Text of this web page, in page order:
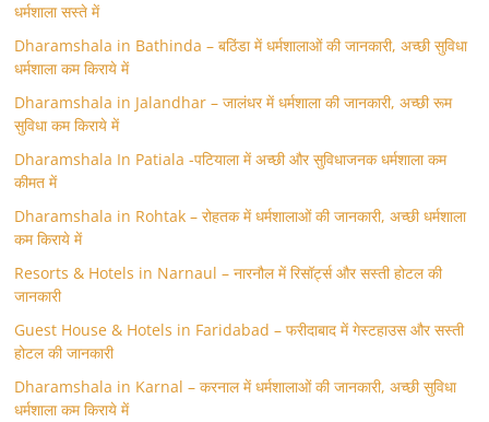
धर्मशाला सस्ते में
Dharamshala in Bathinda – बठिंडा में धर्मशालाओं की जानकारी, अच्छी सुविधा
धर्मशाला कम किराये में
Dharamshala in Jalandhar – जालंधर में धर्मशाला की जानकारी, अच्छी रूम
सुविधा कम किराये में
Dharamshala In Patiala -पटियाला में अच्छी और सुविधाजनक धर्मशाला कम
कीमत में
Dharamshala in Rohtak – रोहतक में धर्मशालाओं की जानकारी, अच्छी धर्मशाला
कम किराये में
Resorts & Hotels in Narnaul – नारनौल में रिसॉर्ट्स और सस्ती होटल की
जानकारी
Guest House & Hotels in Faridabad – फरीदाबाद में गेस्टहाउस और सस्ती
होटल की जानकारी
Dharamshala in Karnal – करनाल में धर्मशालाओं की जानकारी, अच्छी सुविधा
धर्मशाला कम किराये में